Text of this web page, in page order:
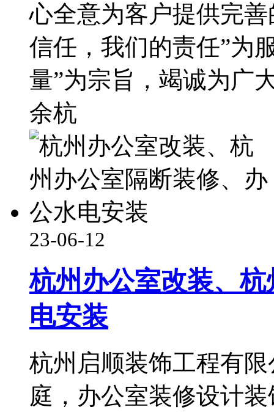
心全意为客户提供完
信任，我们的责任”为
量”为宗旨，竭诚为广
余杭
23-06-12
杭州办公室改装、
电安装
杭州启顺装饰工程有
庭，办公室装修设计